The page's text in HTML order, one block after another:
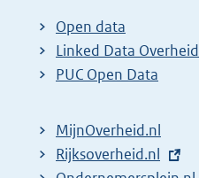
t
e
r
l
i
Open data
Linked Data Overheid
PUC Open Data
MijnOverheid.nl
E
Rijksoverheid.nl